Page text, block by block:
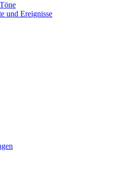
und Ereignisse